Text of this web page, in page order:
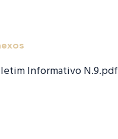
Informativo N.9.pdf